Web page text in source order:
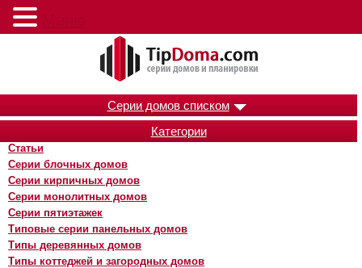
Серии домов списком
Категории
Статьи
Серии блочных домов
Серии кирпичных домов
Серии монолитных домов
Серии пятиэтажек
Типовые серии панельных домов
Типы деревянных домов
Типы коттеджей и загородных домов